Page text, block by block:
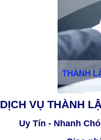
DỊCH VỤ THÀNH
Uy Tín - Nhanh